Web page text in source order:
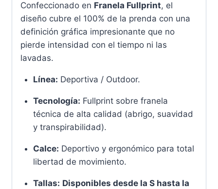
Confeccionado en Franela Fullprint, el
diseño cubre el 100% de la prenda con una
definición gráfica impresionante que no
pierde intensidad con el tiempo ni las
lavadas.
Línea: Deportiva / Outdoor.
Tecnología: Fullprint sobre franela
técnica de alta calidad (abrigo, suavidad
y transpirabilidad).
Calce: Deportivo y ergonómico para total
libertad de movimiento.
Tallas: Disponibles desde la S hasta la